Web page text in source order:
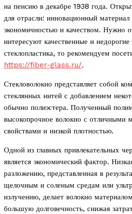
на пенсию в декабре 1938 года.
для отрасли: инновационный материал
экономичностью и качеством. Нужно
интересуют качественные и недорогие
стеклопластика, то рекомендуем
https://fiber-glass.ru/.
Стекловолокно представляет собой
стеклянных нитей с добавлением
обычно полиэстера. Полученный
высокопрочное волокно с отличными
свойствами и низкой плотностью.
Одной из главных привлекательных
является экономический фактор.
разложению, представленная в
щелочным и соленым средам или
излучению, делает волокно
большую долговечность, снижая